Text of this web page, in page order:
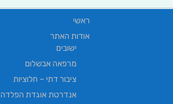
ראשי
אודות האתר
ישובים
מרפאה אבשלום
ציבור דתי – חלוציות
אנדרטת אוגדת הפלדה